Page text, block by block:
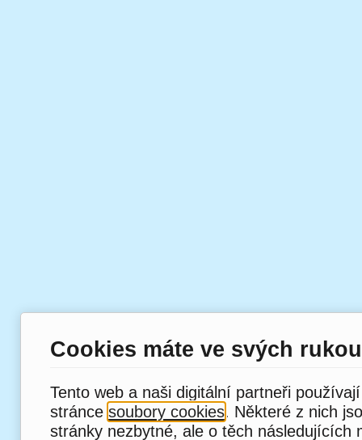
Cookies máte ve svých rukou
Tento web a naši digitální partneři
stránce soubory cookies. Některé z nich
stránky nezbytné, ale o těch následujících